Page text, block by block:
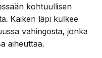
kohtuullisen
Kaiken läpi kulkee
vahingosta, jonka
aiheuttaa.